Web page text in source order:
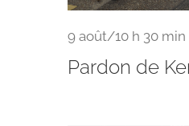
9 août/10 h 30 min
Pardon de